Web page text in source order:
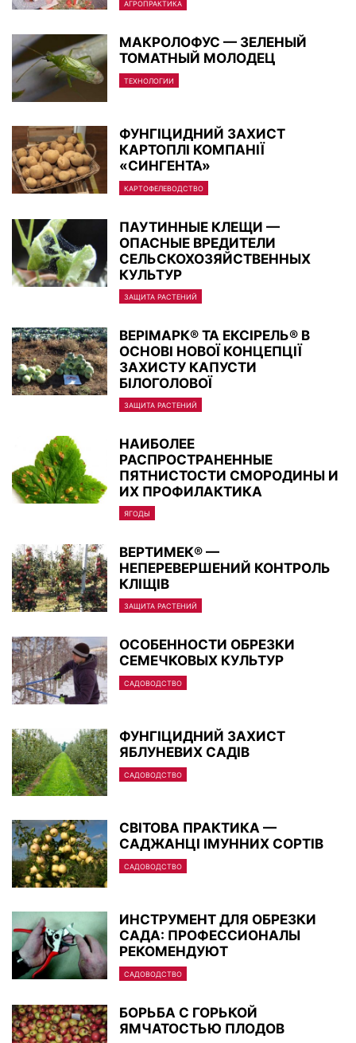
АГРОПРАКТИКА
МАКРОЛОФУС — ЗЕЛЕНЫЙ
ТОМАТНЫЙ МОЛОДЕЦ
ТЕХНОЛОГИИ
ФУНГІЦИДНИЙ ЗАХИСТ
КАРТОПЛІ КОМПАНІЇ
«СИНГЕНТА»
КАРТОФЕЛЕВОДСТВО
ПАУТИННЫЕ КЛЕЩИ —
ОПАСНЫЕ ВРЕДИТЕЛИ
СЕЛЬСКОХОЗЯЙСТВЕННЫХ
КУЛЬТУР
ЗАЩИТА РАСТЕНИЙ
ВЕРІМАРК® ТА ЕКСІРЕЛЬ® В
ОСНОВІ НОВОЇ КОНЦЕПЦІЇ
ЗАХИСТУ КАПУСТИ
БІЛОГОЛОВОЇ
ЗАЩИТА РАСТЕНИЙ
НАИБОЛЕЕ
РАСПРОСТРАНЕННЫЕ
ПЯТНИСТОСТИ СМОРОДИНЫ И
ИХ ПРОФИЛАКТИКА
ЯГОДЫ
ВЕРТИМЕК® —
НЕПЕРЕВЕРШЕНИЙ КОНТРОЛЬ
КЛIЩIВ
ЗАЩИТА РАСТЕНИЙ
ОСОБЕННОСТИ ОБРЕЗКИ
СЕМЕЧКОВЫХ КУЛЬТУР
САДОВОДСТВО
ФУНГIЦИДНИЙ ЗАХИСТ
ЯБЛУНЕВИХ САДIВ
САДОВОДСТВО
СВIТОВА ПРАКТИКА —
САДЖАНЦI IМУННИХ СОРТIВ
САДОВОДСТВО
ИНСТРУМЕНТ ДЛЯ ОБРЕЗКИ
САДА: ПРОФЕССИОНАЛЫ
РЕКОМЕНДУЮТ
САДОВОДСТВО
БОРЬБА С ГОРЬКОЙ
ЯМЧАТОСТЬЮ ПЛОДОВ